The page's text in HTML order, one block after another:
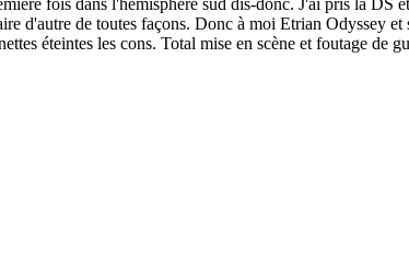
fois dans l'hémisphère sud dis-donc. J'ai pris la DS
d'autre de toutes façons. Donc à moi Etrian Odyssey et
éteintes les cons. Total mise en scène et foutage de